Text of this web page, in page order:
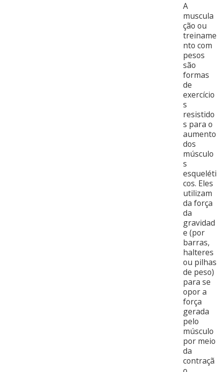
A
muscula
ção ou
treiname
nto com
pesos
são
formas
de
exercício
s
resistido
s para o
aumento
dos
músculo
s
esqueléti
cos. Eles
utilizam
da força
da
gravidad
e (por
barras,
halteres
ou pilhas
de peso)
para se
opor a
força
gerada
pelo
músculo
por meio
da
contraçã